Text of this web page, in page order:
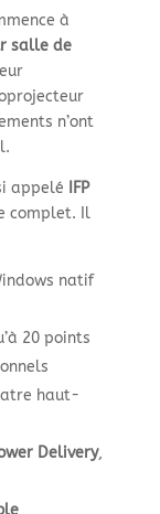
à
salle de
n’ont
appelé
IFP
complet. Il
natif
20 points
haut-
Delivery,